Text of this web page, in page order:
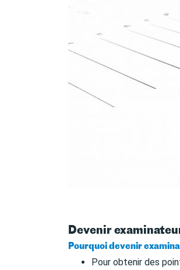
Devenir
Pourquoi devenir
Pour obtenir des